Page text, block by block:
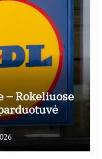
– Rokeliuose